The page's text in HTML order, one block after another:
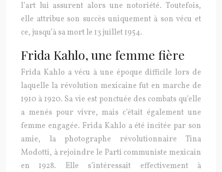
l’art lui assurent alors une notoriété. Toutefois,
elle attribue son succès uniquement à son vécu et
ce, jusqu’à sa mort le 13 juillet 1954.
Frida Kahlo, une femme fière
Frida Kahlo a vécu à une époque difficile lors de
laquelle la révolution mexicaine fut en marche de
1910 à 1920. Sa vie est ponctuée des combats qu’elle
a menés pour vivre, mais c’était également une
femme engagée. Frida Kahlo a été incitée par son
amie, la photographe révolutionnaire Tina
Modotti, à rejoindre le Parti communiste mexicain
en 1928. Elle s’intéressait effectivement à